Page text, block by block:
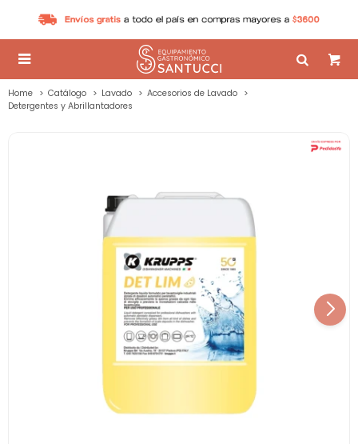

Home Catálogo Lavado
Accesorios de Lavado
Detergentes y Abrillantadores